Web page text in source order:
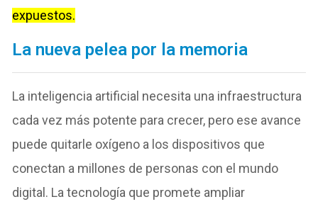
expuestos.
La nueva pelea por la memoria
La inteligencia artificial necesita una infraestructura
cada vez más potente para crecer, pero ese avance
puede quitarle oxígeno a los dispositivos que
conectan a millones de personas con el mundo
digital. La tecnología que promete ampliar